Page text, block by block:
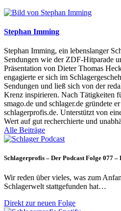
Stephan Imming
Stephan Imming, ein lebenslanger
Sendungen wie der ZDF-Hitparade
Präsentation von Dieter Thomas
engagierte er sich im
Sendungen und ließ sich von der
Krenz inspirieren. Nach Tätigkeiten
smago.de und schlager.de gründete
schlagerprofis.de. Unterstützt von
Wert auf gut recherchierte und
Alle Beiträge
Schlagerprofis – Der Podcast Folge 077 –
Wir reden über vieles, was zum
Schlagerwelt stattgefunden hat…
Direkt zur neuen Folge